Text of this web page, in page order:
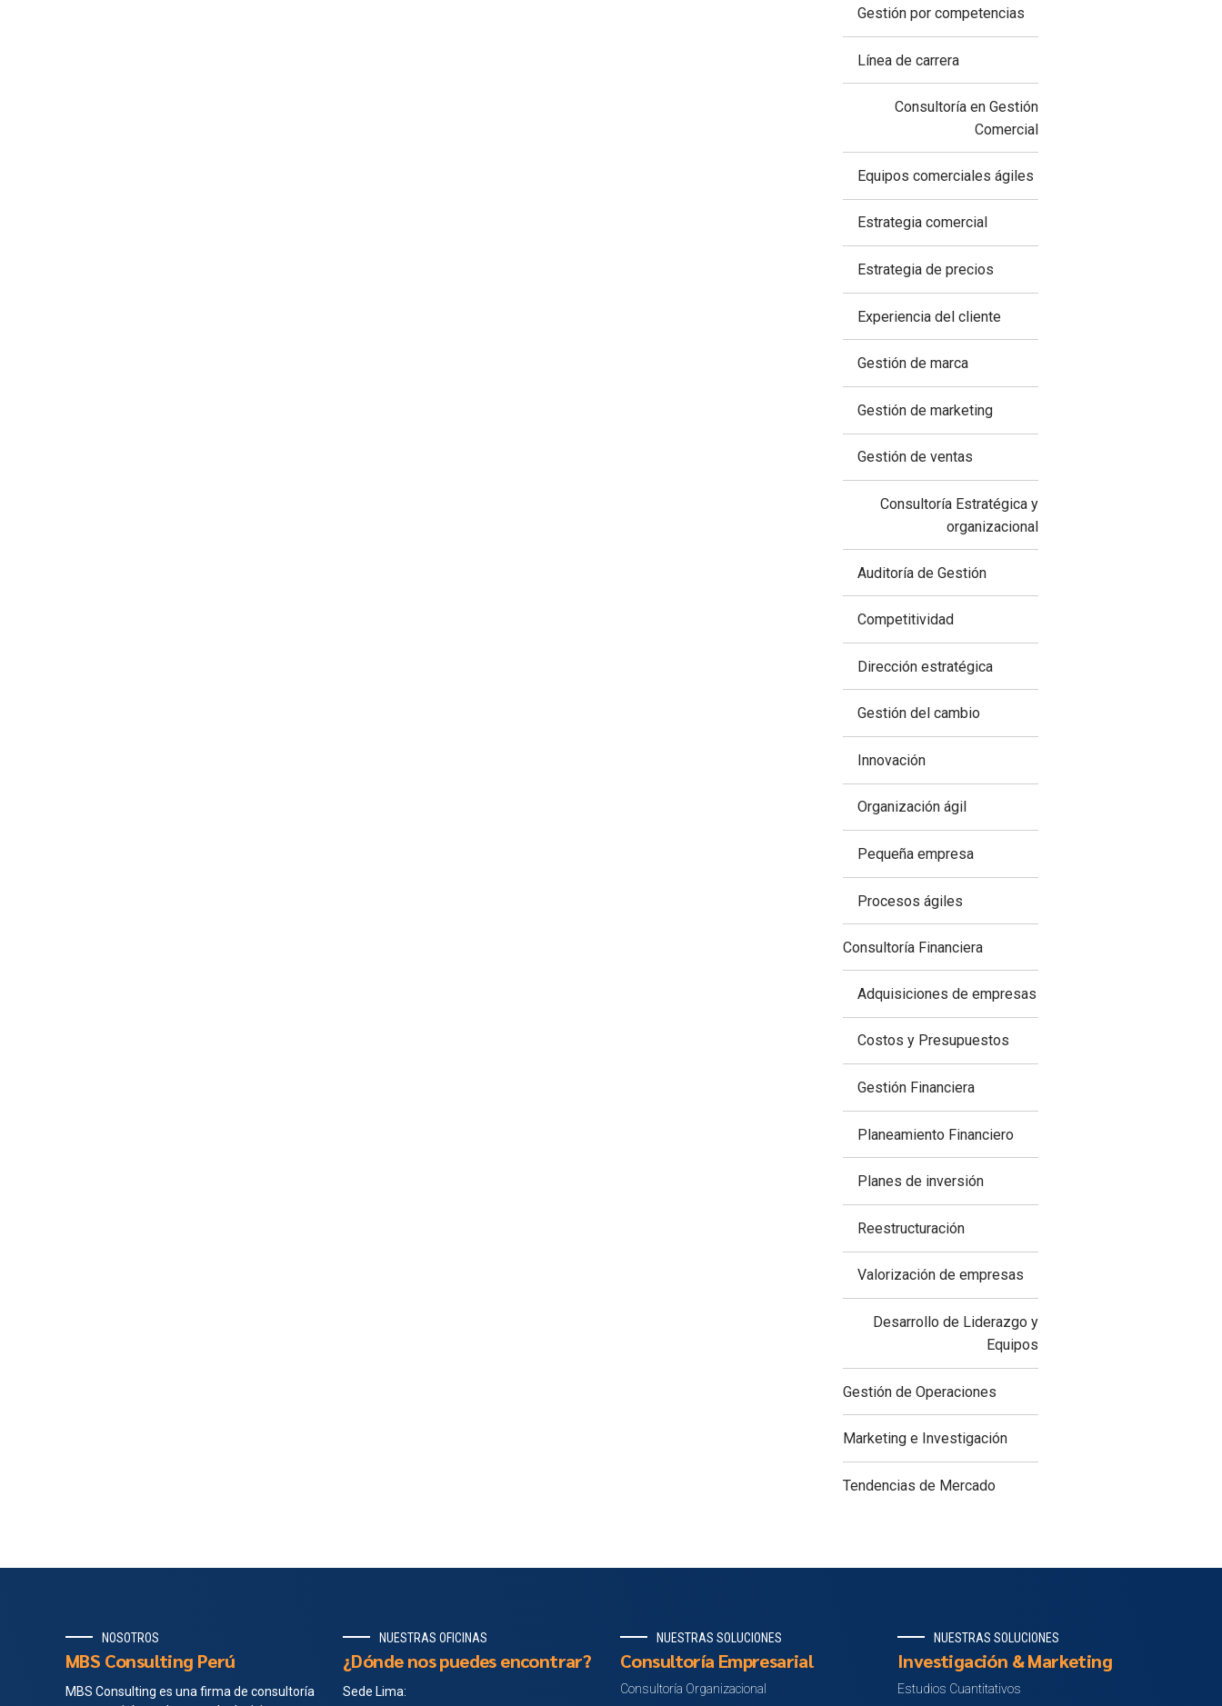
Gestión por competencias
Línea de carrera
Consultoría en Gestión
Comercial
Equipos comerciales ágiles
Estrategia comercial
Estrategia de precios
Experiencia del cliente
Gestión de marca
Gestión de marketing
Gestión de ventas
Consultoría Estratégica y
organizacional
Auditoría de Gestión
Competitividad
Dirección estratégica
Gestión del cambio
Innovación
Organización ágil
Pequeña empresa
Procesos ágiles
Consultoría Financiera
Adquisiciones de empresas
Costos y Presupuestos
Gestión Financiera
Planeamiento Financiero
Planes de inversión
Reestructuración
Valorización de empresas
Desarrollo de Liderazgo y
Equipos
Gestión de Operaciones
Marketing e Investigación
Tendencias de Mercado
NOSOTROS
MBS Consulting Perú
MBS Consulting es una firma de consultoría
NUESTRAS OFICINAS
¿Dónde nos puedes encontrar?
Sede Lima:
NUESTRAS SOLUCIONES
Consultoría Empresarial
Consultoría Organizacional
NUESTRAS SOLUCIONES
Investigación & Marketing
Estudios Cuantitativos